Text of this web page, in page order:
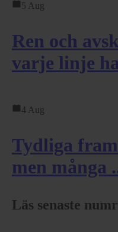
5 Aug
Ren och
varje linje
4 Aug
Tydliga
men många
Läs senaste